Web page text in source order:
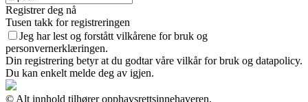
Registrer deg nå
Tusen takk for registreringen
Jeg har lest og forstått vilkårene for bruk og
personvernerklæringen.
Din registrering betyr at du godtar våre vilkår for bruk og datapolicy.
Du kan enkelt melde deg av igjen.
© Alt innhold tilhører opphavsrettsinnehaveren.